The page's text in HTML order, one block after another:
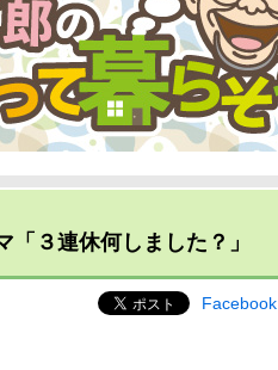
３連休何しました？」
Facebook